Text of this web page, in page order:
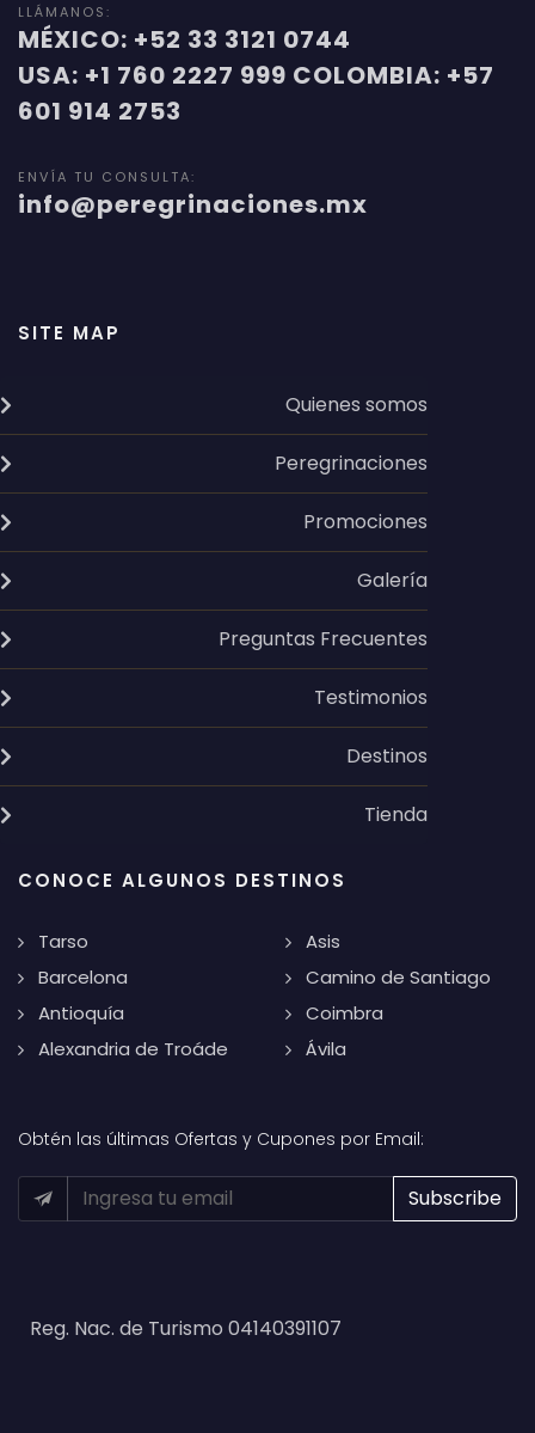
LLÁMANOS:
MÉXICO: +52 33 3121 0744
USA: +1 760 2227 999 COLOMBIA: +57
601 914 2753
ENVÍA TU CONSULTA:
info@peregrinaciones.mx
SITE MAP
Quienes somos
Peregrinaciones
Promociones
Galería
Preguntas Frecuentes
Testimonios
Destinos
Tienda
CONOCE ALGUNOS DESTINOS
Tarso
Barcelona
Antioquía
Alexandria de Troáde
Asis
Camino de Santiago
Coimbra
Ávila
Obtén las últimas Ofertas y Cupones por Email:
Reg. Nac. de Turismo 04140391107